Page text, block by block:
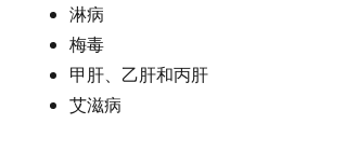
淋病
梅毒
甲肝、乙肝和丙肝
艾滋病